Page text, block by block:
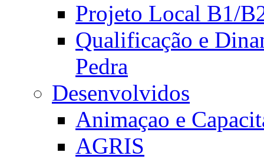
Projeto Local B1/
Qualificação e
Pedra
Desenvolvidos
Animaçao e
AGRIS